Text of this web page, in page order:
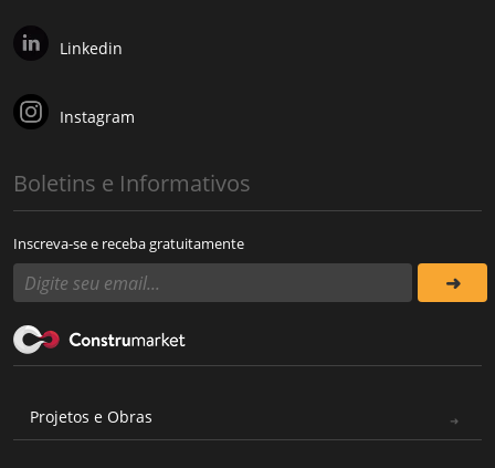
Linkedin
Instagram
Boletins e Informativos
Inscreva-se e receba gratuitamente
Projetos e Obras